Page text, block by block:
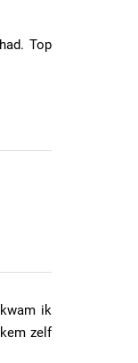
Top
ik
zelf